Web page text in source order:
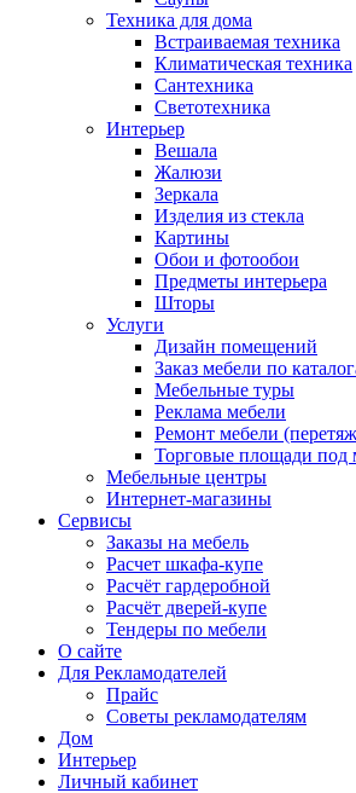
Техника для дома
Встраиваемая техника
Климатическая техника
Сантехника
Светотехника
Интерьер
Вешала
Жалюзи
Зеркала
Изделия из стекла
Картины
Обои и фотообои
Предметы интерьера
Шторы
Услуги
Дизайн помещений
Заказ мебели по
Мебельные туры
Реклама мебели
Ремонт мебели
Торговые площади под
Мебельные центры
Интернет-магазины
Сервисы
Заказы на мебель
Расчет шкафа-купе
Расчёт гардеробной
Расчёт дверей-купе
Тендеры по мебели
О сайте
Для Рекламодателей
Прайс
Советы рекламодателям
Дом
Интерьер
Личный кабинет